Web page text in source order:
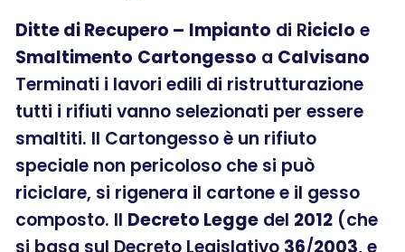
Ditte di Recupero – Impianto di Riciclo e
Smaltimento Cartongesso a Calvisano
Terminati i lavori edili di ristrutturazione
tutti i rifiuti vanno selezionati per essere
smaltiti. Il Cartongesso è un rifiuto
speciale non pericoloso che si può
riciclare, si rigenera il cartone e il gesso
composto. Il Decreto Legge del 2012 (che
si basa sul Decreto Legislativo 36/2003, e